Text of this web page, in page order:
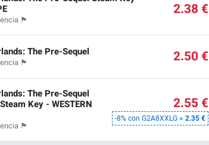
🏴
2.38 €
The Pre-Sequel
🏴 2.50 €
The Pre-Sequel
Key - WESTERN
🏴
2.55 €
-8% con G2A8XXLG = 2.35 €